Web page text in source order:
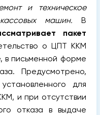
и техническое
машин. В
пакет
о ЦПТ ККМ
в письменной форме
Предусмотрено,
для
и при отсутствии
отказа в выдаче